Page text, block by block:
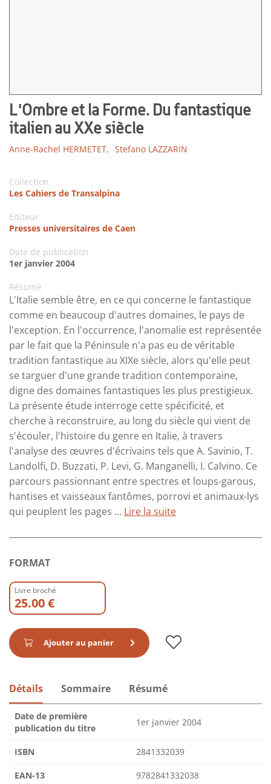
L'Ombre et la Forme. Du fantastique
italien au XXe siècle
Anne-Rachel HERMETET, Stefano LAZZARIN
Collection
Les Cahiers de Transalpina
Editeur
Presses universitaires de Caen
Date de publication
1er janvier 2004
Résumé
L'Italie semble être, en ce qui concerne le fantastique
comme en beaucoup d'autres domaines, le pays de
l'exception. En l'occurrence, l'anomalie est représentée
par le fait que la Péninsule n'a pas eu de véritable
tradition fantastique au XIXe siècle, alors qu'elle peut
se targuer d'une grande tradition contemporaine,
digne des domaines fantastiques les plus prestigieux.
La présente étude interroge cette spécificité, et
cherche à reconstruire, au long du siècle qui vient de
s'écouler, l'histoire du genre en Italie, à travers
l'analyse des œuvres d'écrivains tels que A. Savinio, T.
Landolfi, D. Buzzati, P. Levi, G. Manganelli, I. Calvino. Ce
parcours passionnant entre spectres et loups-garous,
hantises et vaisseaux fantômes, porrovi et animaux-lys
qui peuplent les pages ... Lire la suite
FORMAT
Livre broché
25.00 €
Ajouter au panier
Détails Sommaire Résumé
Date de première
publication du titre
1er janvier 2004
ISBN 2841332039
EAN-13 9782841332038